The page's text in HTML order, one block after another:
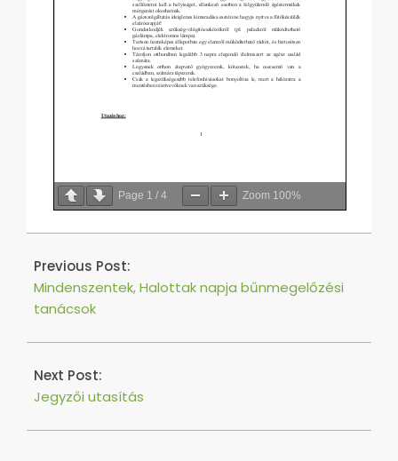
Page 1 / 4 Zoom 100%
2021-
25
Previous Post:
Mindenszentek, Halottak napja bűnmegelőzési
tanácsok
Next Post:
Jegyzői utasítás